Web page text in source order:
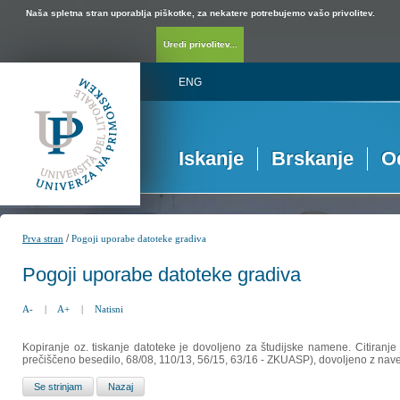
Naša spletna stran uporablja piškotke, za nekatere potrebujemo vašo privolitev.
Uredi privolitev...
ENG
Iskanje Brskanje
Prva stran /Pogoji uporabe datoteke gradiva
Pogoji uporabe datoteke gradiva
A- | A+ | Natisni
Kopiranje oz. tiskanje datoteke je dovoljeno za študijske namene.
prečiščeno besedilo, 68/08, 110/13, 56/15, 63/16 - ZKUASP), dovoljeno z